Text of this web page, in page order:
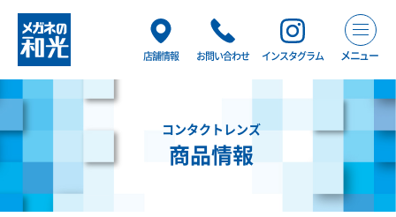
店舗情報 お問い合わせ インスタグラム メニュー
コンタクトレンズ
商品情報